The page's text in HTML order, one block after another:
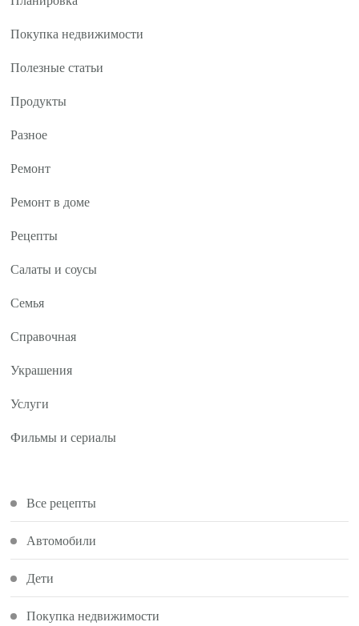
Покупка недвижимости
Полезные статьи
Продукты
Разное
Ремонт
Ремонт в доме
Рецепты
Салаты и соусы
Семья
Справочная
Украшения
Услуги
Фильмы и сериалы
Все рецепты
Автомобили
Дети
Покупка недвижимости